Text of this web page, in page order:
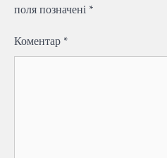
поля позначені *
Коментар *